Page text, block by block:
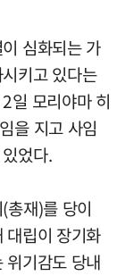
심화되는 가
키고 있다는
일 모리야마 히
을 지고 사임
었다.
총재)를 당이
대립이 장기화
위기감도 당내